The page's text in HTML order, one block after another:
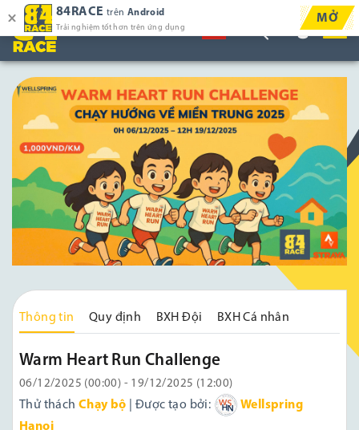
Thông tin Quy định BXH Đội BXH Cá nhân
Warm Heart Run Challenge
06/12/2025 (00:00) - 19/12/2025 (12:00)
Thử thách Chạy bộ | Được tạo bởi:
Wellspring
Hanoi
84RACE trên Android
Trải nghiệm tốt hơn trên ứng dụng
MỞ